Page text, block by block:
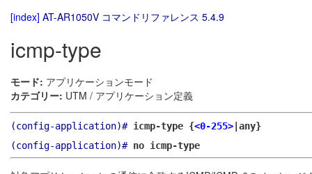
[index] AT-AR1050V コマンドリファレンス 5.4.9
icmp-type
モード: アプリケーションモード
カテゴリー: UTM / アプリケーション定義
(config-application)# icmp-type {<0-255> |any}
(config-application)# no icmp-type